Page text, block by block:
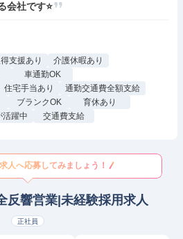
会社です⭐
支援あり
介護休暇あり
車通勤OK
住宅手当あり
通勤交通費全額支給
ブランクOK
育休あり
活躍中 交通費支給
人へ応募してみましょう！
反響営業|未経験採用求人
正社員